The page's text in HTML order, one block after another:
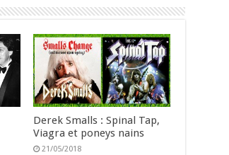
Derek Smalls : Spinal Tap,
Viagra et poneys nains
21/05/2018